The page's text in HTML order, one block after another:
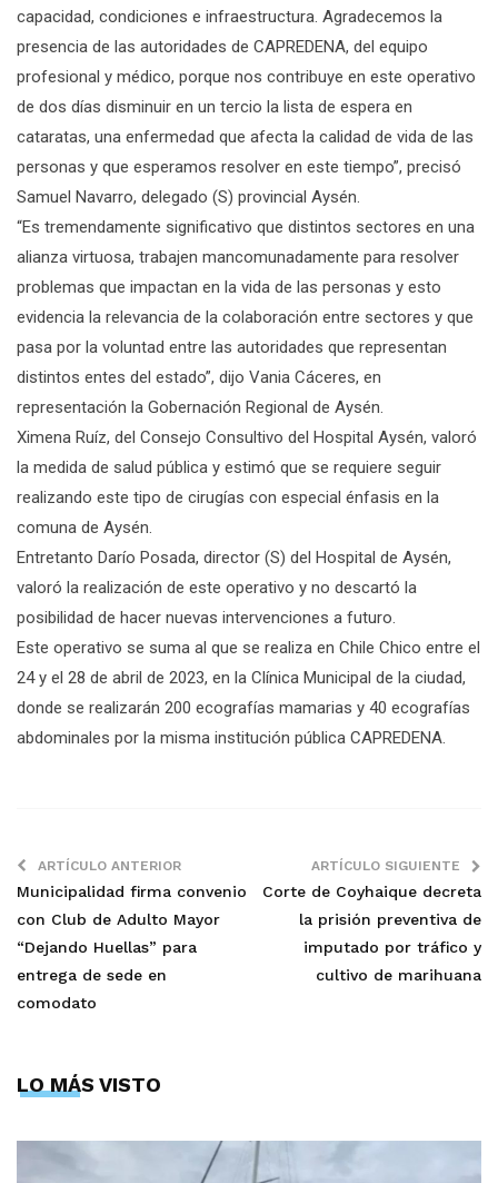
capacidad, condiciones e infraestructura. Agradecemos la
presencia de las autoridades de CAPREDENA, del equipo
profesional y médico, porque nos contribuye en este operativo
de dos días disminuir en un tercio la lista de espera en
cataratas, una enfermedad que afecta la calidad de vida de las
personas y que esperamos resolver en este tiempo”, precisó
Samuel Navarro, delegado (S) provincial Aysén.
“Es tremendamente significativo que distintos sectores en una
alianza virtuosa, trabajen mancomunadamente para resolver
problemas que impactan en la vida de las personas y esto
evidencia la relevancia de la colaboración entre sectores y que
pasa por la voluntad entre las autoridades que representan
distintos entes del estado”, dijo Vania Cáceres, en
representación la Gobernación Regional de Aysén.
Ximena Ruíz, del Consejo Consultivo del Hospital Aysén, valoró
la medida de salud pública y estimó que se requiere seguir
realizando este tipo de cirugías con especial énfasis en la
comuna de Aysén.
Entretanto Darío Posada, director (S) del Hospital de Aysén,
valoró la realización de este operativo y no descartó la
posibilidad de hacer nuevas intervenciones a futuro.
Este operativo se suma al que se realiza en Chile Chico entre el
24 y el 28 de abril de 2023, en la Clínica Municipal de la ciudad,
donde se realizarán 200 ecografías mamarias y 40 ecografías
abdominales por la misma institución pública CAPREDENA.
ARTÍCULO ANTERIOR
Municipalidad firma convenio
con Club de Adulto Mayor
“Dejando Huellas” para
entrega de sede en
comodato
ARTÍCULO SIGUIENTE
Corte de Coyhaique decreta
la prisión preventiva de
imputado por tráfico y
cultivo de marihuana
LO MÁS VISTO